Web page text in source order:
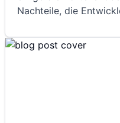
Nachteile, die